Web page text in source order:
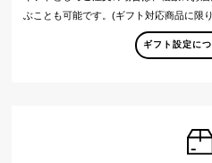
ぶことも可能です。(ギフト対応商品に限
ギフト設定に